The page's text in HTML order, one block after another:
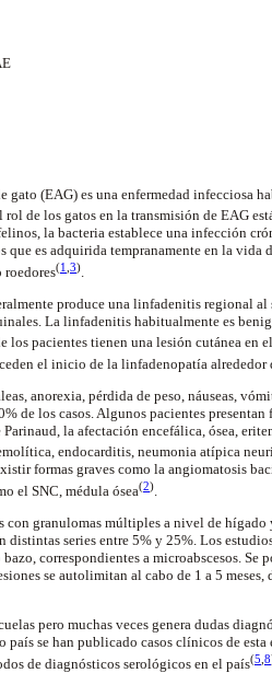
gato (EAG) es una enfermedad infecciosa
rol de los gatos en la transmisión de EAG
la bacteria establece una infección
que es adquirida tempranamente en la
roedores(1 3)
produce una linfadenitis regional al
La linfadenitis habitualmente es
los pacientes tienen una lesión cutánea en
el inicio de la linfadenopatía alrededor
anorexia, pérdida de peso, náuseas,
de los casos. Algunos pacientes
Parinaud , la afectación encefálica, ósea,
endocarditis,neumonia atípica
formas graves como laangiomatosis
el SNC, médula ósea(2)
con granulomas múltiples a nivel de hígado
distintas series entre 5% y 25%. Los
correspondientes a microabscesos . Se
se autolimitan al cabo de 1 a 5
pero muchas veces genera dudas
país se han publicado casos clínicos de
de diagnósticos serológicos en el país(5 8